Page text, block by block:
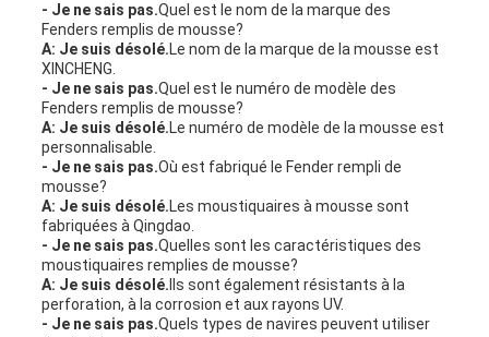
- Je ne sais pas.Quel est le nom de la marque des
Fenders remplis de mousse?
A: Je suis désolé.Le nom de la marque de la mousse est
XINCHENG.
- Je ne sais pas.Quel est le numéro de modèle des
Fenders remplis de mousse?
A: Je suis désolé.Le numéro de modèle de la mousse est
personnalisable.
- Je ne sais pas.Où est fabriqué le Fender rempli de
mousse?
A: Je suis désolé.Les moustiquaires à mousse sont
fabriquées à Qingdao.
- Je ne sais pas.Quelles sont les caractéristiques des
moustiquaires remplies de mousse?
A: Je suis désolé. Ils sont également résistants à la
perforation, à la corrosion et aux rayons UV.
- Je ne sais pas.Quels types de navires peuvent utiliser